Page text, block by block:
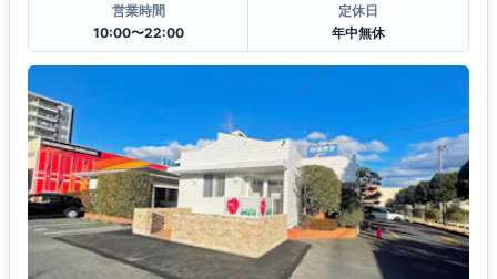
営業時間
10:00〜22:00
定休日
年中無休